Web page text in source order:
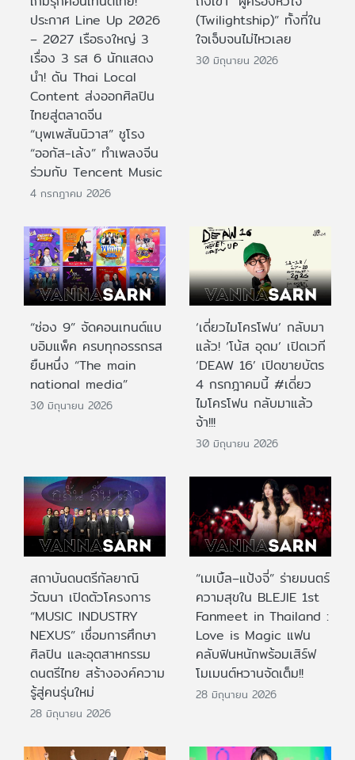
ประกาศ Line Up 2026
– 2027 เรือธงใหญ่ 3
เรื่อง 3 รส 6 นักแสดง
นำ! ดัน Thai Local
Content ส่งออกศิลปิน
ไทยสู่ตลาดจีน
“บุพเพสันนิวาส” ชูโรง
“ออกัส-เล้ง” ทำเพลงจีน
ร่วมกับ Tencent Music
4 กรกฎาคม 2026
(Twilightship)” ทั้งที่ใน
ใจเจ็บจนไม่ไหวเลย
30 มิถุนายน 2026
“ช่อง 9” จัดคอนเทนต์แบ
บอิมแพ็ค ครบทุกอรรถรส
ยืนหนึ่ง “The main
national media”
30 มิถุนายน 2026
‘เดี่ยวไมโครโฟน’ กลับมา
แล้ว! ‘โน้ส อุดม’ เปิดเวที
‘DEAW 16’ เปิดขายบัตร
4 กรกฎาคมนี้ #เดี่ยว
ไมโครโฟน กลับมาแล้ว
จ้า!!!
30 มิถุนายน 2026
สถาบันดนตรีกัลยาณิ
วัฒนา เปิดตัวโครงการ
“MUSIC INDUSTRY
NEXUS” เชื่อมการศึกษา
ศิลปิน และอุตสาหกรรม
ดนตรีไทย สร้างองค์ความ
รู้สู่คนรุ่นใหม่
28 มิถุนายน 2026
“เมเบิ้ล–แป้งจี่” ร่ายมนตร์
ความสุขใน BLEJIE 1st
Fanmeet in Thailand :
Love is Magic แฟน
คลับฟินหนักพร้อมเสิร์ฟ
โมเมนต์หวานจัดเต็ม!!
28 มิถุนายน 2026